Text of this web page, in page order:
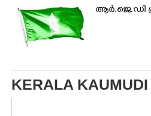
ആർ.ജെ.ഡി
KERALA KAUMUDI